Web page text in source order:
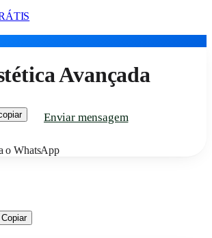
Avançada
Enviar mensagem
o WhatsApp
Copiar